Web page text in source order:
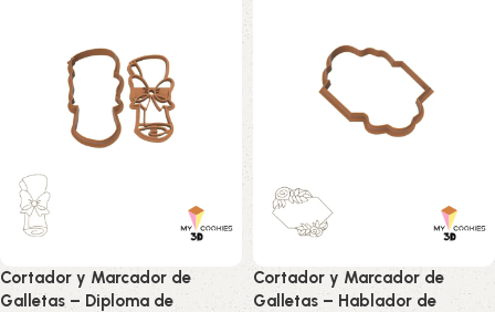
Cortador y Marcador de
Galletas – Diploma de
Cortador y Marcador de
Galletas – Hablador de